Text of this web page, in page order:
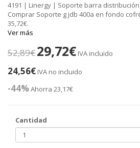
4191 | Linergy | Soporte barra
Comprar Soporte g jdb 400a en fondo
35,72€.
Ver más
52,89€29,72€ IVA incluido
24,56€ IVA no incluido
-44%Ahorra 23,17€
Cantidad